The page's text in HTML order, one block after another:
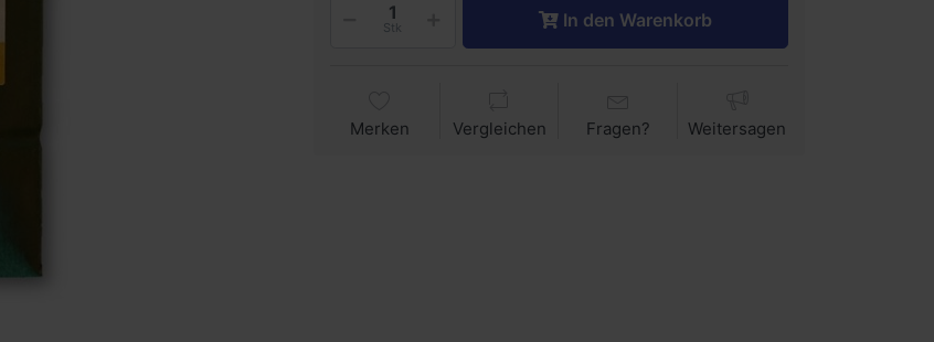
Stk In den Warenkorb
Merken Vergleichen Fragen? Weitersagen